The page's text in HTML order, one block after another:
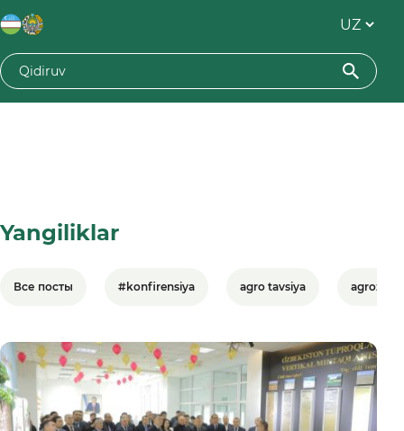
Yangiliklar
Все посты #konfirensiya agro tavsiya